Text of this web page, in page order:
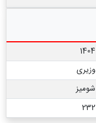
1404
وزیری
شومیز
232